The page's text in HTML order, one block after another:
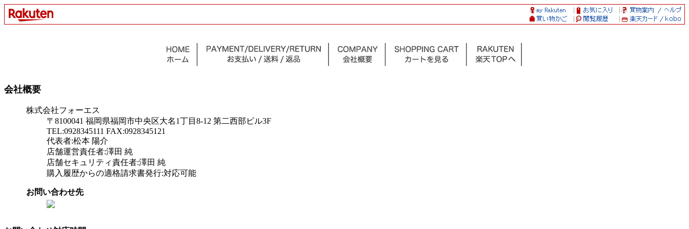
会社概要
株式会社フォーエス
〒8100041 福岡県福岡市中央区大名1丁目8-12 第二西部ビル3F
TEL:0928345111 FAX:0928345121
代表者:松本 陽介
店舗運営責任者:澤田 純
店舗セキュリティ責任者:澤田 純
購入履歴からの適格請求書発行:対応可能
お問い合わせ先